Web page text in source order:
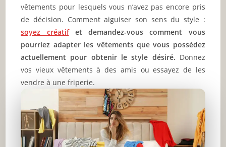
vêtements pour lesquels vous n’avez pas encore pris
de décision. Comment aiguiser son sens du style :
soyez créatifet demandez-vous comment vous
pourriez adapter les vêtements que vous possédez
actuellement pour obtenir le style désiré. Donnez
vos vieux vêtements à des amis ou essayez de les
vendre à une friperie.